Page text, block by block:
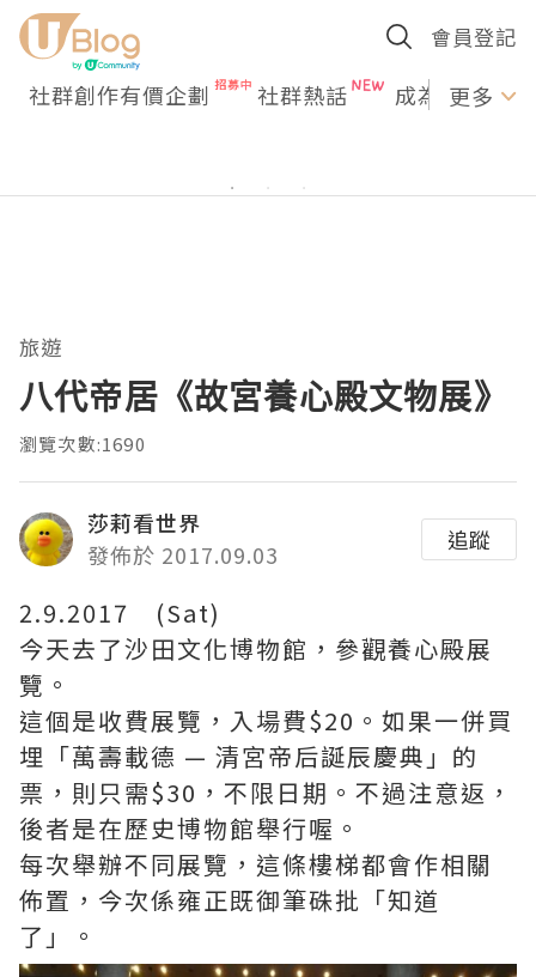
會員登記
社群創作有價企劃 社群熱話 成為U更多
旅遊
八代帝居《故宮養心殿文物展》
瀏覽次數:1690
莎莉看世界
發佈於 2017.09.03
追蹤
2.9.2017 (Sat)
今天去了沙田文化博物館，參觀養心殿展
覽。
這個是收費展覽，入場費$20。如果一併買
埋「萬壽載德 — 清宮帝后誕辰慶典」的
票，則只需$30，不限日期。不過注意返，
後者是在歷史博物館舉行喔。
每次舉辦不同展覽，這條樓梯都會作相關
佈置，今次係雍正既御筆硃批「知道
了」。